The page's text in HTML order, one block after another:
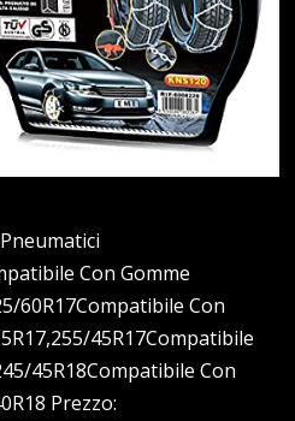
Con Gomme
60R17Compatibile Con
45R17Compatibile
45R18Compatibile Con
Prezzo: